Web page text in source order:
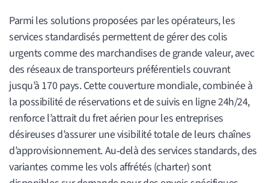
Parmi les solutions proposées par les opérateurs, les
services standardisés permettent de gérer des colis
urgents comme des marchandises de grande valeur, avec
des réseaux de transporteurs préférentiels couvrant
jusqu’à 170 pays. Cette couverture mondiale, combinée à
la possibilité de réservations et de suivis en ligne 24h/24,
renforce l’attrait du fret aérien pour les entreprises
désireuses d’assurer une visibilité totale de leurs chaînes
d’approvisionnement. Au‑delà des services standards, des
variantes comme les vols affrétés (charter) sont